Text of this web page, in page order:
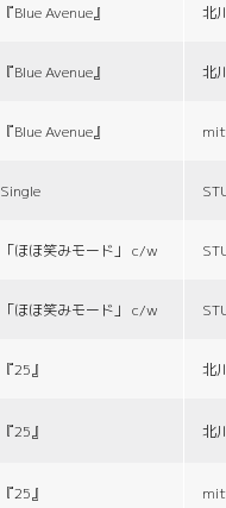
『Blue Avenue』 北
『Blue Avenue』 北
『Blue Avenue』
Single
「ほほ笑みモード」 c/w
「ほほ笑みモード」 c/w
『25』 北
『25』 北
『25』